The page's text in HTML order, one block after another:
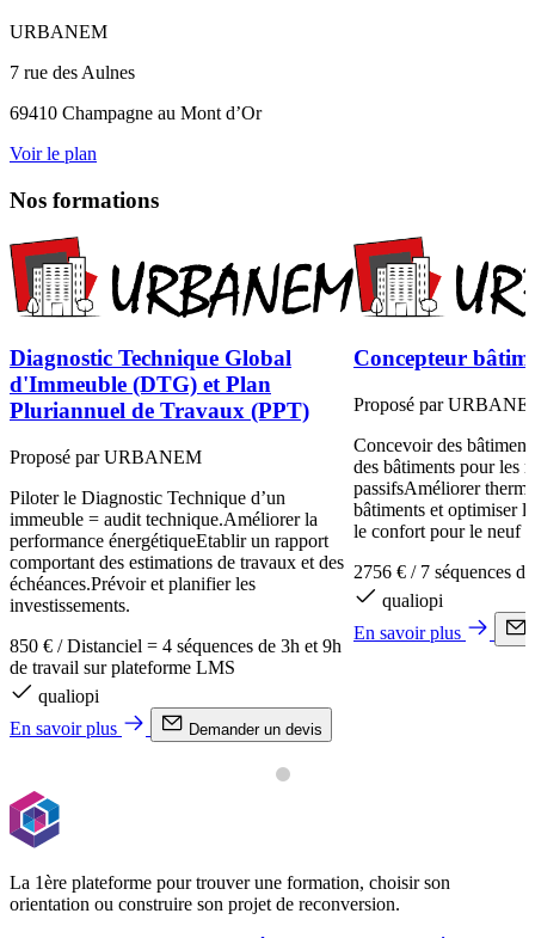
URBANEM
7 rue des Aulnes
69410 Champagne au Mont d’Or
Voir le plan
Nos formations
Diagnostic Technique Global
d'Immeuble (DTG) et Plan
Pluriannuel de Travaux (PPT)
Proposé par URBANEM
Piloter le Diagnostic Technique d’un
immeuble = audit technique.Améliorer la
performance énergétiqueEtablir un rapport
comportant des estimations de travaux et des
échéances.Prévoir et planifier les
investissements.
850 € / Distanciel = 4 séquences de 3h et 9h
de travail sur plateforme LMS
qualiopi
En savoir plus
Demander un devis
Concepteur
Proposé par
Concevoir des
des bâtiments pour les
passifsAméliorer
bâtiments et optimiser
le confort pour le neuf
2756 € / 7 séquences
qualiopi
En savoir plus
La 1ère plateforme pour trouver une formation, choisir son
orientation ou construire son projet de reconversion.